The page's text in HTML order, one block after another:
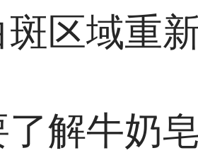
区域重
解牛奶